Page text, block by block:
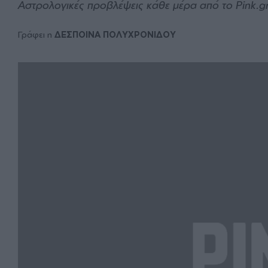
Αστρολογικές προβλέψεις κάθε μέρα από το
Γράφει η ΔΕΣΠΟΙΝΑ ΠΟΛΥΧΡΟΝΙΔΟΥ